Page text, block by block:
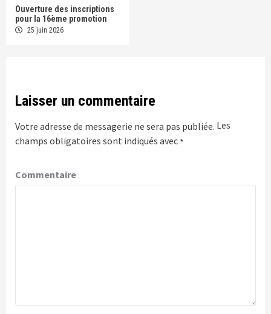
Ouverture des inscriptions
pour la 16ème promotion
25 juin 2026
Laisser un commentaire
Votre adresse de messagerie ne sera pas publiée. Les
champs obligatoires sont indiqués avec *
Commentaire